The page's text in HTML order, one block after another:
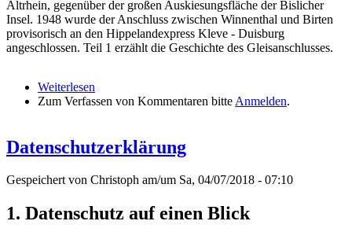
Altrhein, gegenüber der großen Auskiesungsfläche der Bislicher
Insel. 1948 wurde der Anschluss zwischen Winnenthal und Birten
provisorisch an den Hippelandexpress Kleve - Duisburg
angeschlossen. Teil 1 erzählt die Geschichte des Gleisanschlusses.
Weiterlesen
Privatgleisanschlusses der Rheinkies-Baggerei Dr.
Zum Verfassen von Kommentaren bitte Anmelden.
Datenschutzerklärung
Gespeichert von Christoph am/um Sa, 04/07/2018 - 07:10
1. Datenschutz auf einen Blick